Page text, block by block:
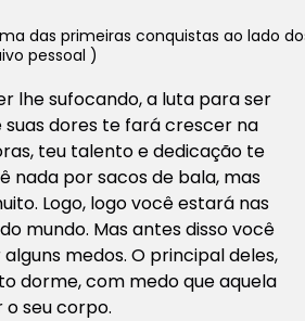
das primeiras conquistas ao lado
pessoal )
lhe sufocando, a luta para ser
suas dores te fará crescer na
teu talento e dedicação te
nada por sacos de bala, mas
Logo, logo você estará nas
mundo. Mas antes disso você
medos. O principal deles,
dorme, com medo que aquela
seu corpo.